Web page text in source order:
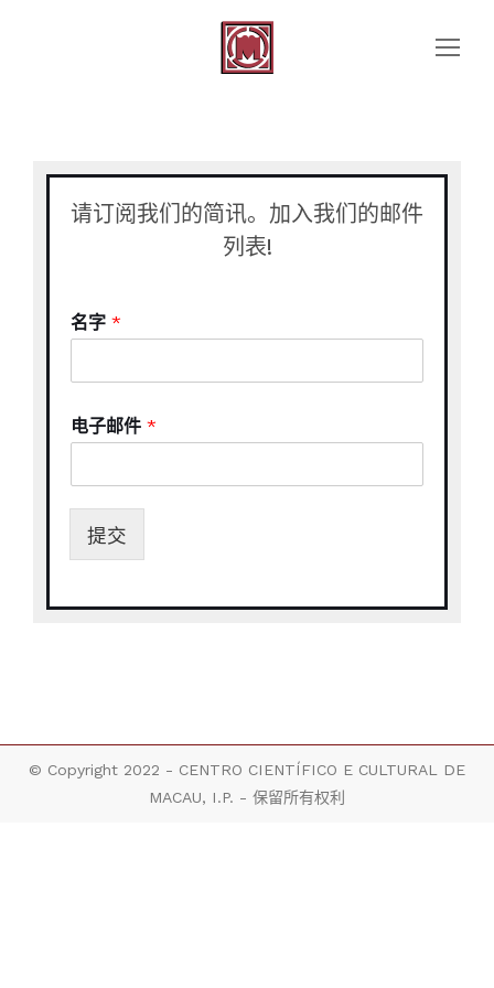
请订阅我们的简讯。加入我们的邮件
列表!
名字 *
电子邮件 *
提交
© Copyright 2022 - CENTRO CIENTÍFICO E CULTURAL DE
MACAU, I.P. - 保留所有权利